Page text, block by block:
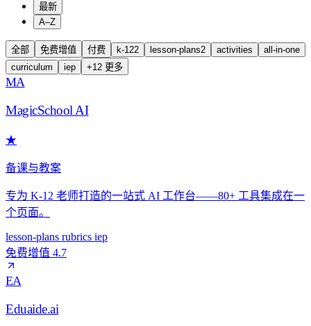
最新
A–Z
全部 免费增值 付费 k-122 lesson-plans2 activities
all-in-one
curriculum
iep +12 更多
MA
MagicSchool AI
★
备课与教案
专为 K-12 老师打造的一站式 AI 工作台——80+ 工具集成在一
个页面。
lesson-plans rubrics iep
免费增值 4.7
EA
Eduaide.ai